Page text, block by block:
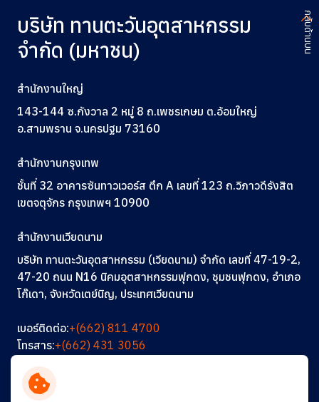
บริษัท ทานตะวันอุตสาหกรรม
จำกัด (มหาชน)
สำนักงานใหญ่
143-144 ซ.กังวาล 2 หมู่ 8 ถ.เพชรเกษม ต.อ้อมใหญ่
อ.สามพราน จ.นครปฐม 73160
สำนักงานกรุงเทพ
ชั้นที่ 32 อาคารซันทาวเวอร์ส ตึก A เลขที่ 123 ถ.วิภาวดีรังสิต
เขตจตุจักร กรุงเทพฯ 10900
สำนักงานเวียดนาม
บริษัท ทานตะวันอุตสาหกรรม (เวียดนาม) จำกัด เลขที่ 47-19-2,
47-20 ถนน N16 นิคมอุตสาหกรรมฟุกดง, ชุมชนฟุกดง, อำเภอ
โก๊เดา, จังหวัดเตย์นิญ, ประเทศเวียดนาม
เบอร์ติดต่อ:+(662) 811 4700
โทรสาร:+(662) 431 3056
ติดต่อเรา
ร่วมงานกับเรา
กลับด้านบน